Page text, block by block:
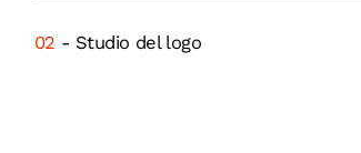
02 - Studio del logo